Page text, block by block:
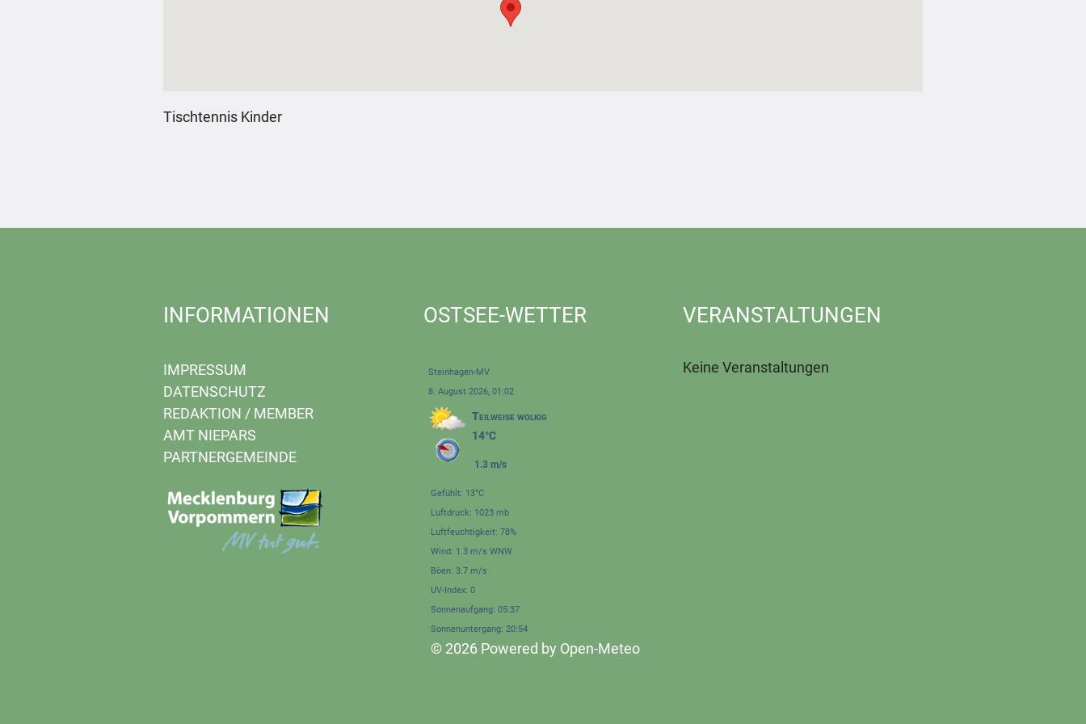
Tischtennis Kinder
INFORMATIONEN
IMPRESSUM
DATENSCHUTZ
REDAKTION / MEMBER
AMT NIEPARS
PARTNERGEMEINDE
OSTSEE-WETTER
Steinhagen-MV
8. August 2026, 01:02
Teilweise wolkig
14°C
1.3 m/s
Gefühlt: 13°C
Luftdruck: 1023 mb
Luftfeuchtigkeit: 78%
Wind: 1.3 m/s WNW
Böen: 3.7 m/s
UV-Index: 0
Sonnenaufgang: 05:37
Sonnenuntergang: 20:54
© 2026 Powered by Open-Meteo
VERANSTALTUNGEN
Keine Veranstaltungen